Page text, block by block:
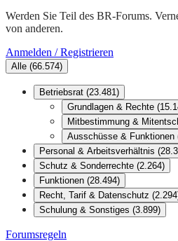
Werden Sie Teil des BR-Forums.
von anderen.
Anmelden / Registrieren
Alle (66.574)
Betriebsrat (23.481)
Grundlagen & Rechte (
Mitbestimmung &
Ausschüsse & Funktionen
Personal & Arbeitsverhältnis (
Schutz & Sonderrechte (2.264)
Funktionen (28.494)
Recht, Tarif & Datenschutz (2.294
Schulung & Sonstiges (3.899)
Forumsregeln